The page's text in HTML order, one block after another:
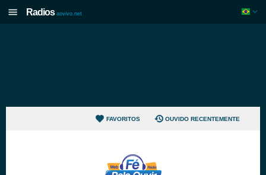
Radios aovivo.net
FAVORITOS OUVIDO RECENTEMENTE